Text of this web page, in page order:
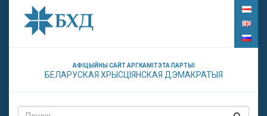
АФІЦЫЙНЫ САЙТ АРГКАМІТЭТА ПАРТЫІ
БЕЛАРУСКАЯ ХРЫСЦІЯНСКАЯ ДЭМАКРАТЫЯ